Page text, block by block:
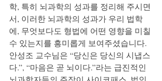
학, 특히 뇌과학의 성과를 정리해 주시면
서, 이러한 뇌과학의 성과가 우리 법학
에, 무엇보다도 형법에 어떤 영향을 미칠
수 있는지를 흥미롭게 보여주셨습니다.
안성조 교수님은 “당신은 당신의 시냅스
다.”, “마음은 곧 뇌이다.”라는 급진적인